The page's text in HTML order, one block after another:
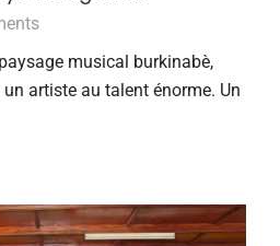
musical burkinabè,
artiste au talent énorme. Un